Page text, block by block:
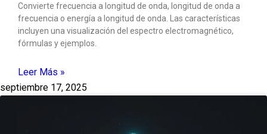
Convierte frecuencia a longitud de onda, longitud de onda a
frecuencia o energía a longitud de onda. Las características
incluyen una visualización del espectro electromagnético,
fórmulas y ejemplos.
Leer Más »
septiembre 17, 2025